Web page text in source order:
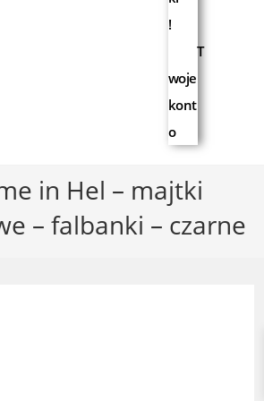
!
T
woje
kont
o
in Hel – majtki
– falbanki – czarne